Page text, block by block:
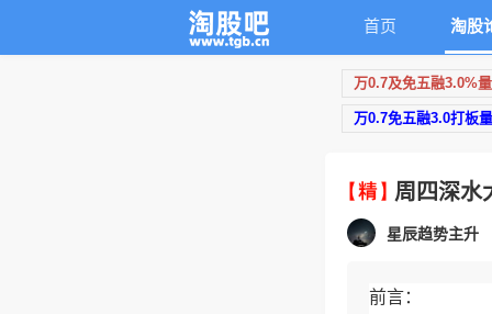
首页 淘股
万0.7及免五融3.0%
万0.7免五融3.0打板
周四深水
星辰趋势主升
前言：